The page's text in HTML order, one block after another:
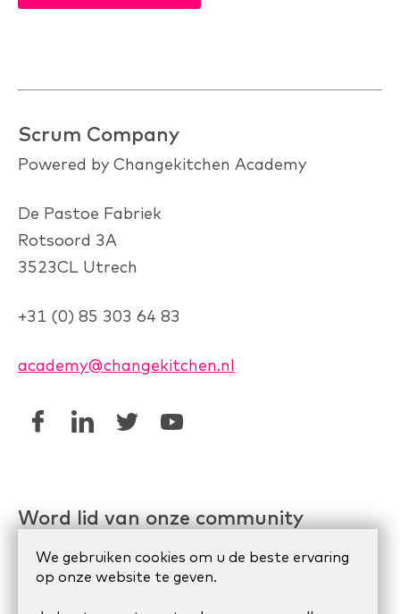
Scrum Company
Powered by Changekitchen Academy
De Pastoe Fabriek
Rotsoord 3A
3523CL Utrech
+31 (0) 85 303 64 83
academy@changekitchen.nl
Word lid van onze community
Linkedin AgileHR
Meetup Organize Agile
We gebruiken cookies om u de beste ervaring
op onze website te geven.